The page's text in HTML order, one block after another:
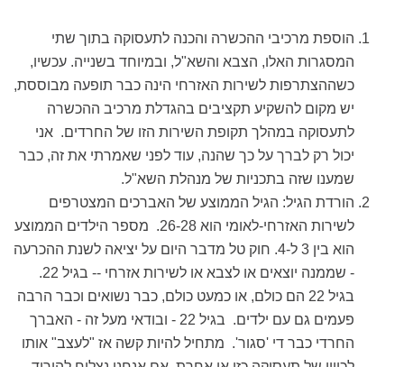
הוספת מרכיבי ההכשרה והכנה לתעסוקה בתוך שתי
המסגרות האלו, הצבא והשא"ל, ובמיוחד בשנייה. עכשיו,
כשההצתרפות לשירות האזרחי הינה כבר תופעה מבוססת,
יש מקום להשקיע תקציבים בהגדלת מרכיב ההכשרה
לתעסוקה במהלך תקופת השירות הזו של החרדים. אני
יכול רק לברך על כך שהנה, עוד לפני שאמרתי את זה, כבר
שמענו שזה בתכניות של מנהלת השא"ל.
הורדת הגיל: הגיל הממוצע של האברכים המצטרפים
לשירות האזרחי-לאומי הוא 26-28. מספר הילדים הממוצע
הוא בין 3 ל-4. חוק טל מדבר היום על יציאה לשנת ההכרעה
- שממנה יוצאים או לצבא או לשירות אזרחי -- בגיל 22.
בגיל 22 הם כולם, או כמעט כולם, כבר נשואים וכבר הרבה
פעמים גם עם ילדים. בגיל 22 - ובודאי מעל זה - האברך
החרדי כבר די 'סגור'. מתחיל להיות קשה אז "לעצב" אותו